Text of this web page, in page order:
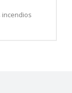
incendios